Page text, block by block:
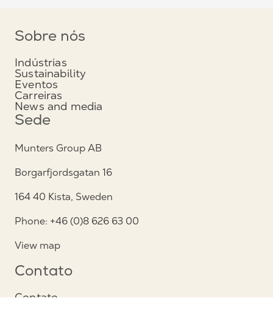
Sobre nós
Indústrias
Sustainability
Eventos
Carreiras
News and media
Sede
Munters Group AB
Borgarfjordsgatan 16
164 40 Kista, Sweden
Phone: +46 (0)8 626 63 00
View map
Contato
Contato